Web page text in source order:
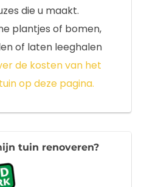
die u maakt.
plantjes of bomen,
of laten leeghalen
de kosten van het
op deze pagina.
tuin renoveren?